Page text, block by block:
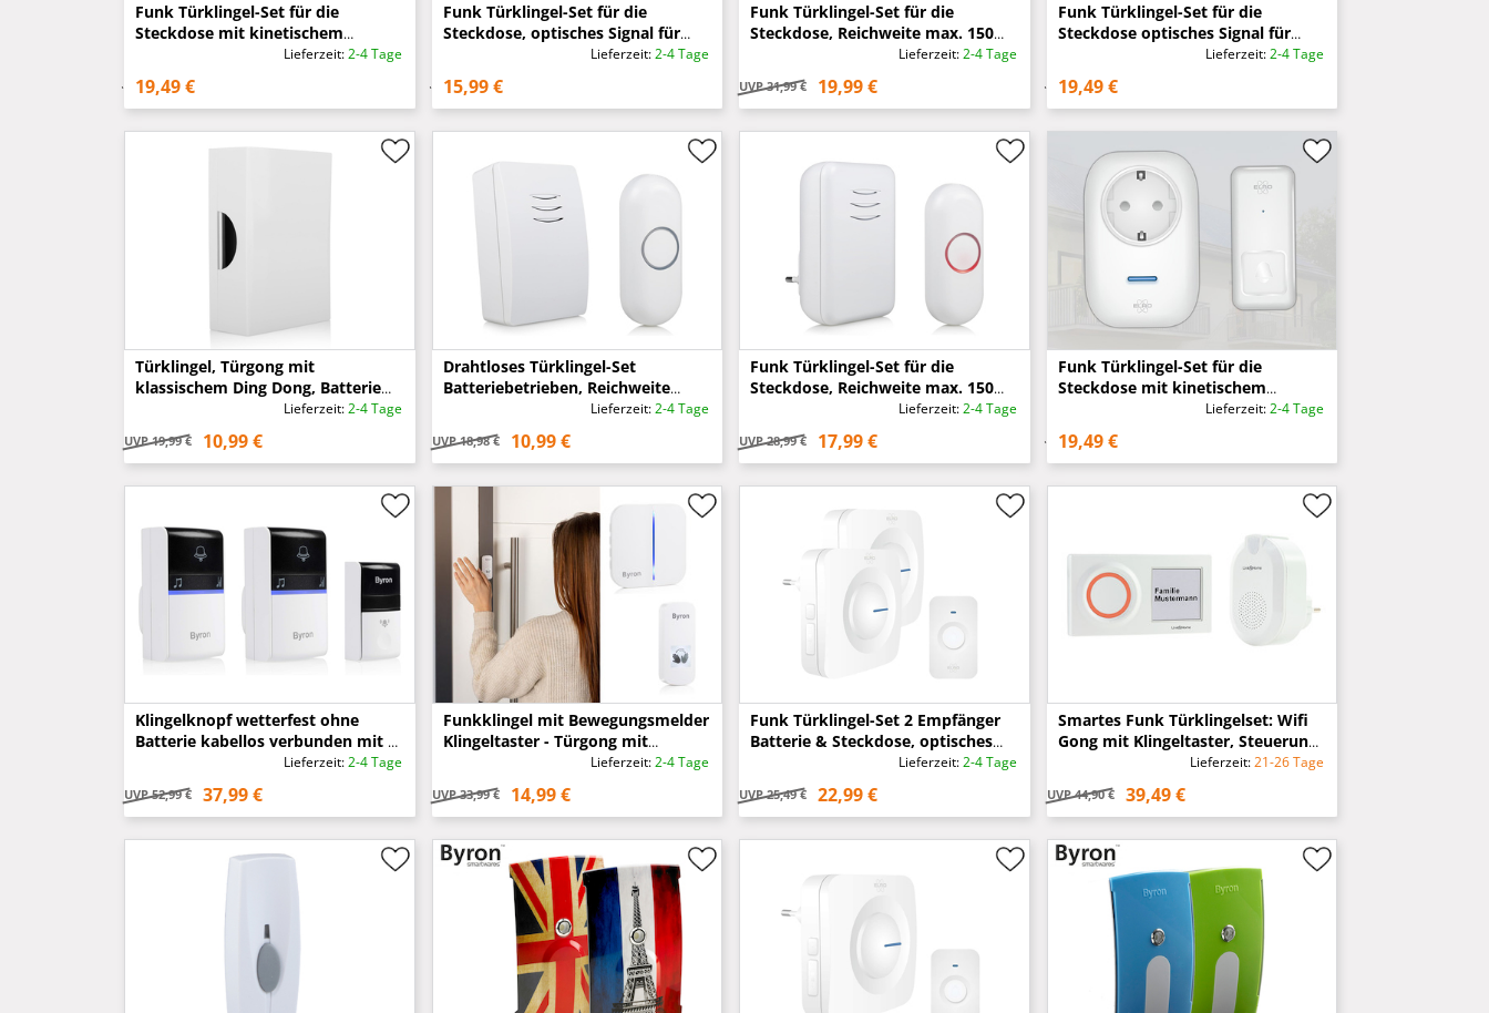
Funk Türklingel-Set für die
Steckdose mit kinetischem
Lieferzeit:2-4 Tage
19,49 €
Funk Türklingel-Set für die
Steckdose, optisches Signal für
Lieferzeit:2-4 Tage
15,99 €
Funk Türklingel-Set für die
Steckdose, Reichweite max. 150
Lieferzeit:2-4 Tage
UVP 31,99 € 19,99 €
Funk Türklingel-Set für die
Steckdose optisches Signal für
Schwerhörige, SchwarzLieferzeit:2-4 Tage
19,49 €
Türklingel, Türgong mit
klassischem Ding Dong, Batterie
oder Trafo, Höhe 12cmLieferzeit:2-4 Tage
UVP 19,99 € 10,99 €
Drahtloses Türklingel-Set
Batteriebetrieben, Reichweite
Lieferzeit:2-4 Tage
UVP 18,98 € 10,99 €
Funk Türklingel-Set für die
Steckdose, Reichweite max. 150
Lieferzeit:2-4 Tage
UVP 28,99 € 17,99 €
Funk Türklingel-Set für die
Steckdose mit kinetischem
Lieferzeit:2-4 Tage
19,49 €
Klingelknopf wetterfest ohne
Batterie kabellos verbunden mit 2
Lieferzeit:2-4 Tage
UVP 52,99 € 37,99 €
Funkklingel mit Bewegungsmelder
Klingeltaster - Türgong mit
Lieferzeit:2-4 Tage
UVP 33,99 € 14,99 €
Funk Türklingel-Set 2 Empfänger
Batterie & Steckdose, optisches
Lieferzeit:2-4 Tage
UVP 25,49 € 22,99 €
Smartes Funk Türklingelset: Wifi
Gong mit Klingeltaster, Steuerung
Lieferzeit:21-26 Tage
UVP 44,90 € 39,49 €